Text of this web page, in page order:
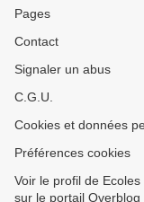
Pages
Contact
Signaler un abus
C.G.U.
Cookies et données
Préférences cookies
Voir le profil de
sur le portail Overblog